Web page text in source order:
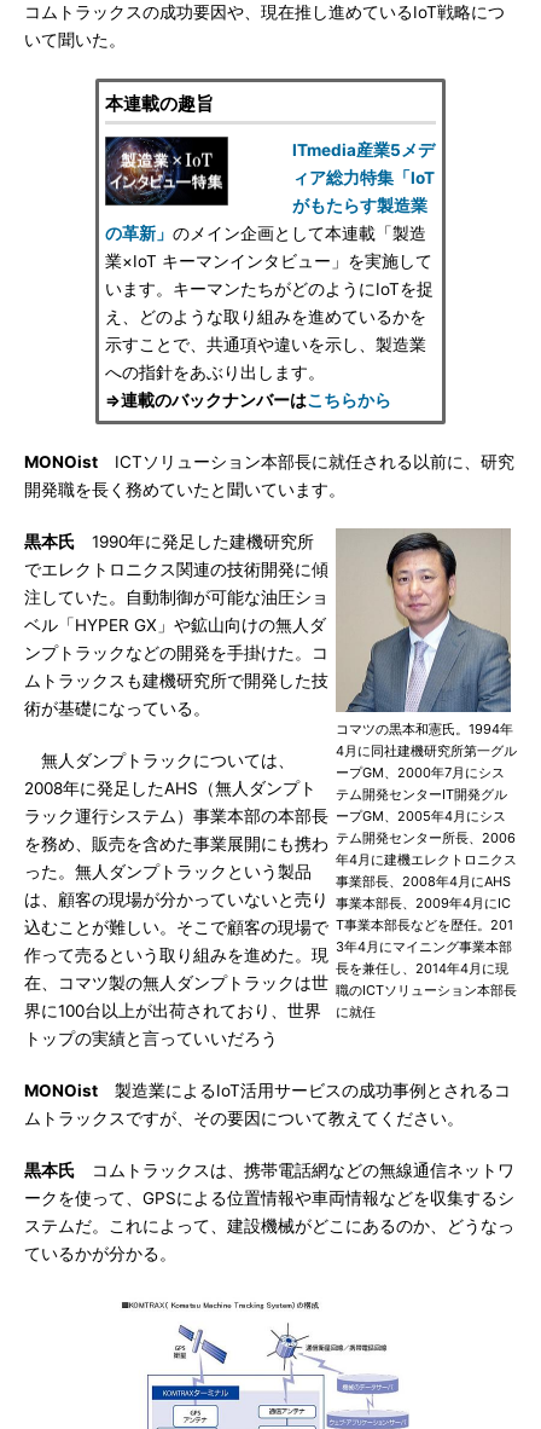
コムトラックスの成功要因や、現在推し進めているIoT戦略につ
いて聞いた。
本連載の趣旨
ITmedia産業5メデ
ィア総力特集「IoT
がもたらす製造業
の革新」 のメイン企画として本連載「製造
業×IoT キーマンインタビュー」を実施して
います。キーマンたちがどのようにIoTを捉
え、どのような取り組みを進めているかを
示すことで、共通項や違いを示し、製造業
への指針をあぶり出します。
⇒連載のバックナンバーはこちらから
MONOist ICTソリューション本部長に就任される以前に、研究
開発職を長く務めていたと聞いています。
コマツの黒本和憲氏。1994年
4月に同社建機研究所第一グル
ープGM、2000年7月にシス
テム開発センターIT開発グル
ープGM、2005年4月にシス
テム開発センター所長、2006
年4月に建機エレクトロニクス
事業部長、2008年4月にAHS
事業本部長、2009年4月にIC
T事業本部長などを歴任。201
3年4月にマイニング事業本部
長を兼任し、2014年4月に現
職のICTソリューション本部長
に就任
黒本氏 1990年に発足した建機研究所
でエレクトロニクス関連の技術開発に傾
注していた。自動制御が可能な油圧ショ
ベル「HYPER GX」や鉱山向けの無人ダ
ンプトラックなどの開発を手掛けた。コ
ムトラックスも建機研究所で開発した技
術が基礎になっている。
無人ダンプトラックについては、
2008年に発足したAHS（無人ダンプト
ラック運行システム）事業本部の本部長
を務め、販売を含めた事業展開にも携わ
った。無人ダンプトラックという製品
は、顧客の現場が分かっていないと売り
込むことが難しい。そこで顧客の現場で
作って売るという取り組みを進めた。現
在、コマツ製の無人ダンプトラックは世
界に100台以上が出荷されており、世界
トップの実績と言っていいだろう
MONOist 製造業によるIoT活用サービスの成功事例とされるコ
ムトラックスですが、その要因について教えてください。
黒本氏 コムトラックスは、携帯電話網などの無線通信ネットワ
ークを使って、GPSによる位置情報や車両情報などを収集するシ
ステムだ。これによって、建設機械がどこにあるのか、どうなっ
ているかが分かる。